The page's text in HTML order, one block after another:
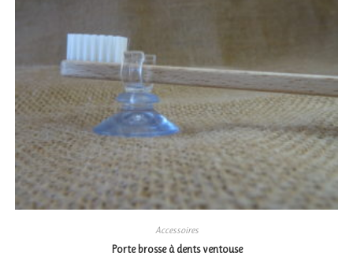
Accessoires
Porte brosse à dents ventouse